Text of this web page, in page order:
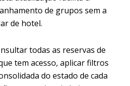
de grupos sem a
de hotel.
todas as reservas de
tem acesso, aplicar filtros
do estado de cada